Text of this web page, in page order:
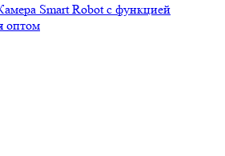
Smart Robot с функцией
оптом